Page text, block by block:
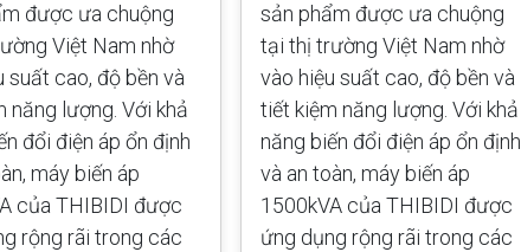
được ưa chuộng
Việt Nam nhờ
suất cao, độ bền và
năng lượng. Với khả
đổi điện áp ổn định
máy biến áp
của THIBIDI được
rộng rãi trong các
sản phẩm được ưa chuộng
tại thị trường Việt Nam nhờ
vào hiệu suất cao, độ bền và
tiết kiệm năng lượng. Với khả
năng biến đổi điện áp ổn định
và an toàn, máy biến áp
1500kVA của THIBIDI được
ứng dụng rộng rãi trong các